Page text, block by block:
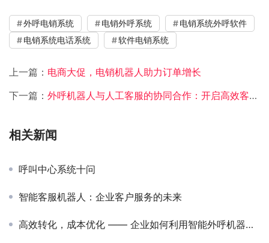
外呼电销系统 电销外呼系统
电销系统外呼软件
电销系统电话系统
软件电销系统
上一篇： 电商大促，电销机器人助力订单增长
下一篇： 外呼机器人与人工客服的协同合作：开启高效客户服务新时代
相关新闻
呼叫中心系统十问
智能客服机器人：企业客户服务的未来
高效转化，成本优化 —— 企业如何利用智能外呼机器人提升业务效能